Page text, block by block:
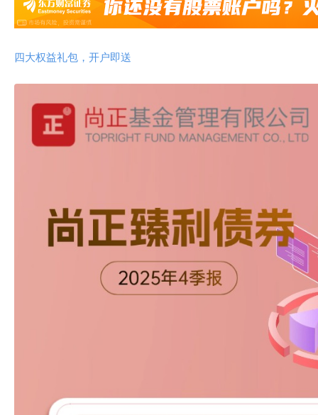
四大权益礼包，开户即送